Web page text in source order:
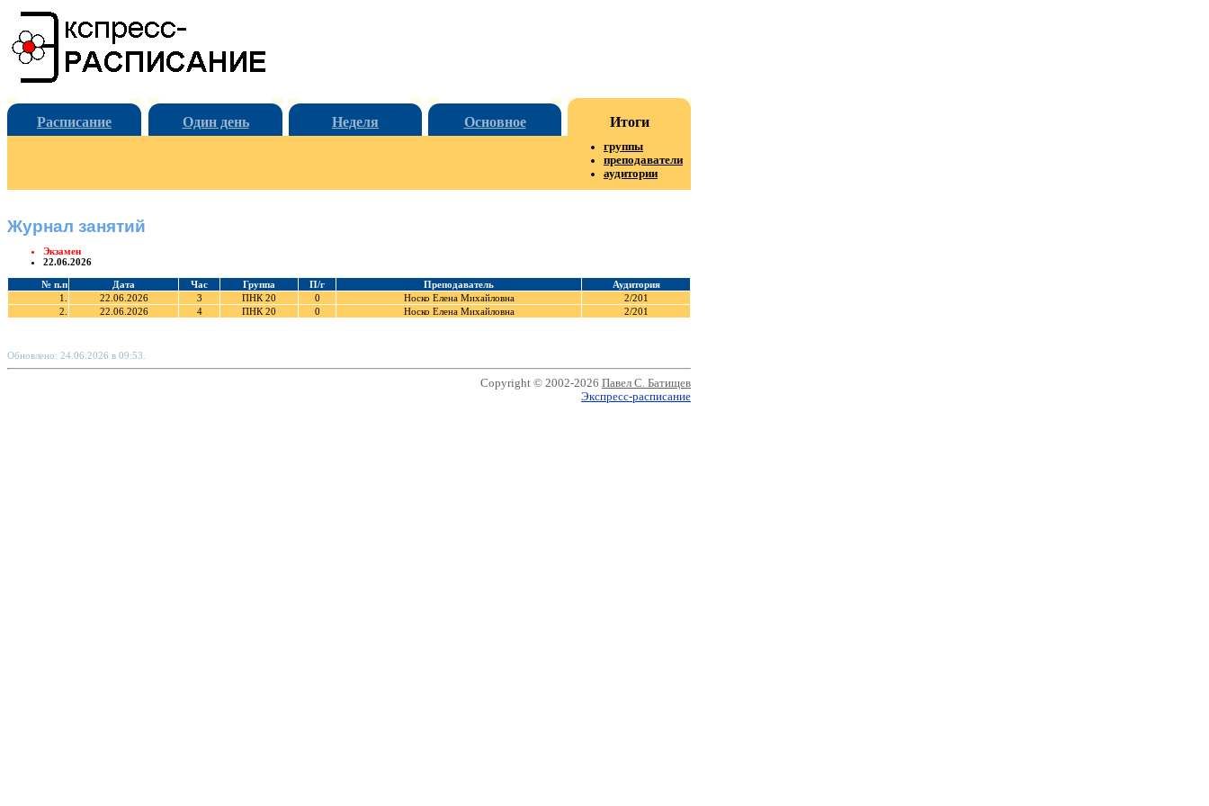
Расписание Один день Неделя Основное Итоги
группы
преподаватели
аудитории
Журнал занятий
Экзамен
22.06.2026
№ п.п Дата Час Группа П/г Преподаватель
Аудитория
1.
22.06.2026 3 ПНК 20 0 Носко Елена Михайловна
2/201
2.
22.06.2026 4 ПНК 20 0 Носко Елена Михайловна 2/201
Обновлено: 24.06.2026 в 09:53.
Copyright © 2002-2026 Павел С. Батищев
Экспресс-расписание